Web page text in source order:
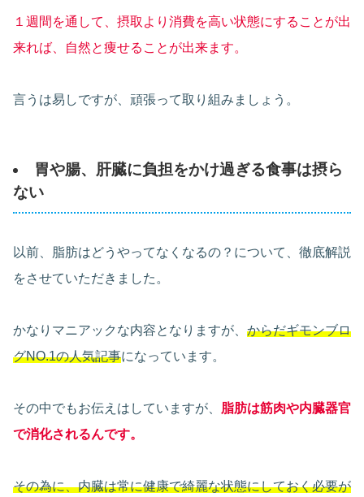
１週間を通して、摂取より消費を高い状態にすることが出
来れば、自然と痩せることが出来ます。
言うは易しですが、頑張って取り組みましょう。
胃や腸、肝臓に負担をかけ過ぎる食事は摂ら
ない
以前、脂肪はどうやってなくなるの？について、徹底解説
をさせていただきました。
かなりマニアックな内容となりますが、 からだギモンブロ
グNO.1の人気記事になっています。
その中でもお伝えはしていますが、 脂肪は筋肉や内臓器官
で消化されるんです。
その為に、内臓は常に健康で綺麗な状態にしておく必要が